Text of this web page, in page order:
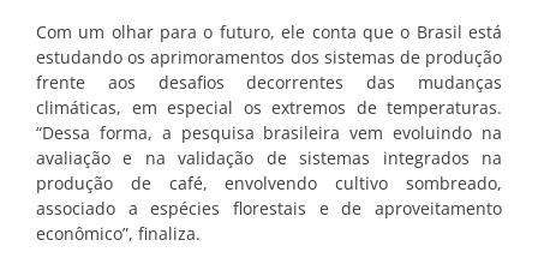
Com um olhar para o futuro, ele conta que o Brasil está
estudando os aprimoramentos dos sistemas de produção
frente aos desafios decorrentes das mudanças
climáticas, em especial os extremos de temperaturas.
“Dessa forma, a pesquisa brasileira vem evoluindo na
avaliação e na validação de sistemas integrados na
produção de café, envolvendo cultivo sombreado,
associado a espécies florestais e de aproveitamento
econômico”, finaliza.